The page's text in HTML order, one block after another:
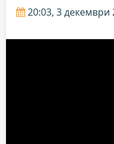
20:03, 3 декември